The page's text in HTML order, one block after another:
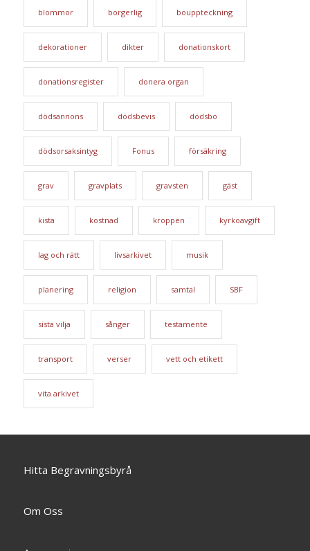
blommor borgerlig bouppteckning
dekorationer dikter donationskort
donationsregister donera organ
dödsannons dödsbevis dödsbo
dödsorsaksintyg Fonus försäkring
grav gravplats gravsten gäst
kista kostnad kroppen kyrkoavgift
lag och rätt livsarkivet musik
planering religion samtal SBF
sista vilja sånger testamente
transport verser vett och etikett
vita arkivet
Hitta Begravningsbyrå
Om Oss